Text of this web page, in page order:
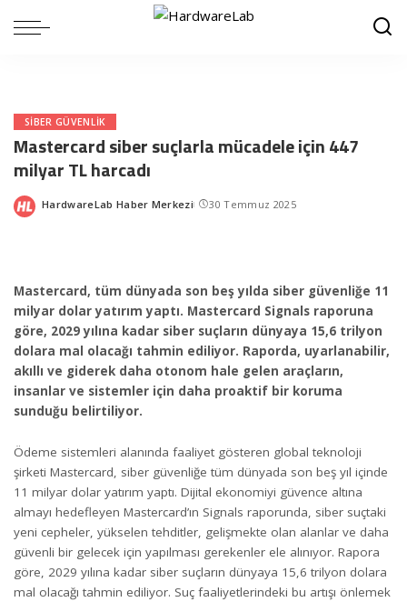
SIBER GÜVENLIK
Mastercard siber suçlarla mücadele için 447
milyar TL harcadı
Posted
HardwareLab Haber Merkezi 30 Temmuz 2025
Mastercard, tüm dünyada son beş yılda siber güvenliğe 11
milyar dolar yatırım yaptı. Mastercard Signals raporuna
göre, 2029 yılına kadar siber suçların dünyaya 15,6 trilyon
dolara mal olacağı tahmin ediliyor. Raporda, uyarlanabilir,
akıllı ve giderek daha otonom hale gelen araçların,
insanlar ve sistemler için daha proaktif bir koruma
sunduğu belirtiliyor.
Ödeme sistemleri alanında faaliyet gösteren global teknoloji
şirketi Mastercard, siber güvenliğe tüm dünyada son beş yıl içinde
11 milyar dolar yatırım yaptı. Dijital ekonomiyi güvence altına
almayı hedefleyen Mastercard’ın Signals raporunda, siber suçtaki
yeni cepheler, yükselen tehditler, gelişmekte olan alanlar ve daha
güvenli bir gelecek için yapılması gerekenler ele alınıyor. Rapora
göre, 2029 yılına kadar siber suçların dünyaya 15,6 trilyon dolara
mal olacağı tahmin ediliyor. Suç faaliyetlerindeki bu artışı önlemek